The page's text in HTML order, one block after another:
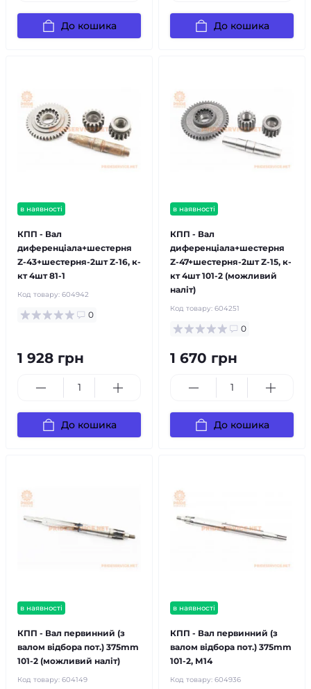
До кошика До кошика
в наявності
КПП - Вал
диференціала+шестерня
Z-43+шестерня-2шт Z-16, к-
кт 4шт 81-1
Код товару: 604942
0
1 928 грн
До кошика
в наявності
КПП - Вал
диференціала+шестерня
Z-47+шестерня-2шт Z-15, к-
кт 4шт 101-2 (можливий
наліт)
Код товару: 604251
0
1 670 грн
До кошика
в наявності
КПП - Вал первинний (з
валом відбора пот.) 375mm
101-2 (можливий наліт)
Код товару: 604149
в наявності
КПП - Вал первинний (з
валом відбора пот.) 375mm
101-2, М14
Код товару: 604936